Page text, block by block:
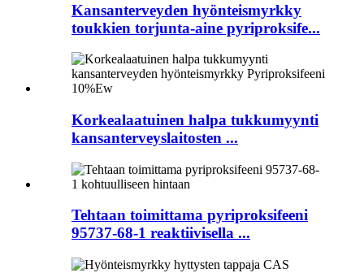
Kansanterveyden hyönteismyrkky
toukkien torjunta-aine pyriproksife...
Korkealaatuinen halpa tukkumyynti
kansanterveyslaitosten ...
Tehtaan toimittama pyriproksifeeni
95737-68-1 reaktiivisella ...